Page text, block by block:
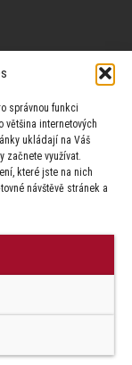
správnou funkci
většina internetových
ukládají na Váš
začnete využívat.
které jste na nich
návštěvě stránek a